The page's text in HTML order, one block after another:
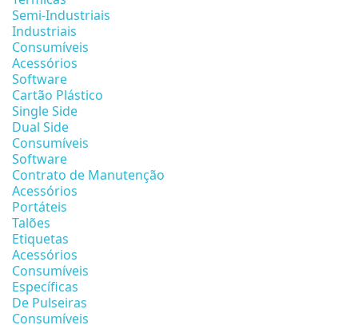
Semi-Industriais
Industriais
Consumíveis
Acessórios
Software
Cartão Plástico
Single Side
Dual Side
Consumíveis
Software
Contrato de Manutenção
Acessórios
Portáteis
Talões
Etiquetas
Acessórios
Consumíveis
Específicas
De Pulseiras
Consumíveis